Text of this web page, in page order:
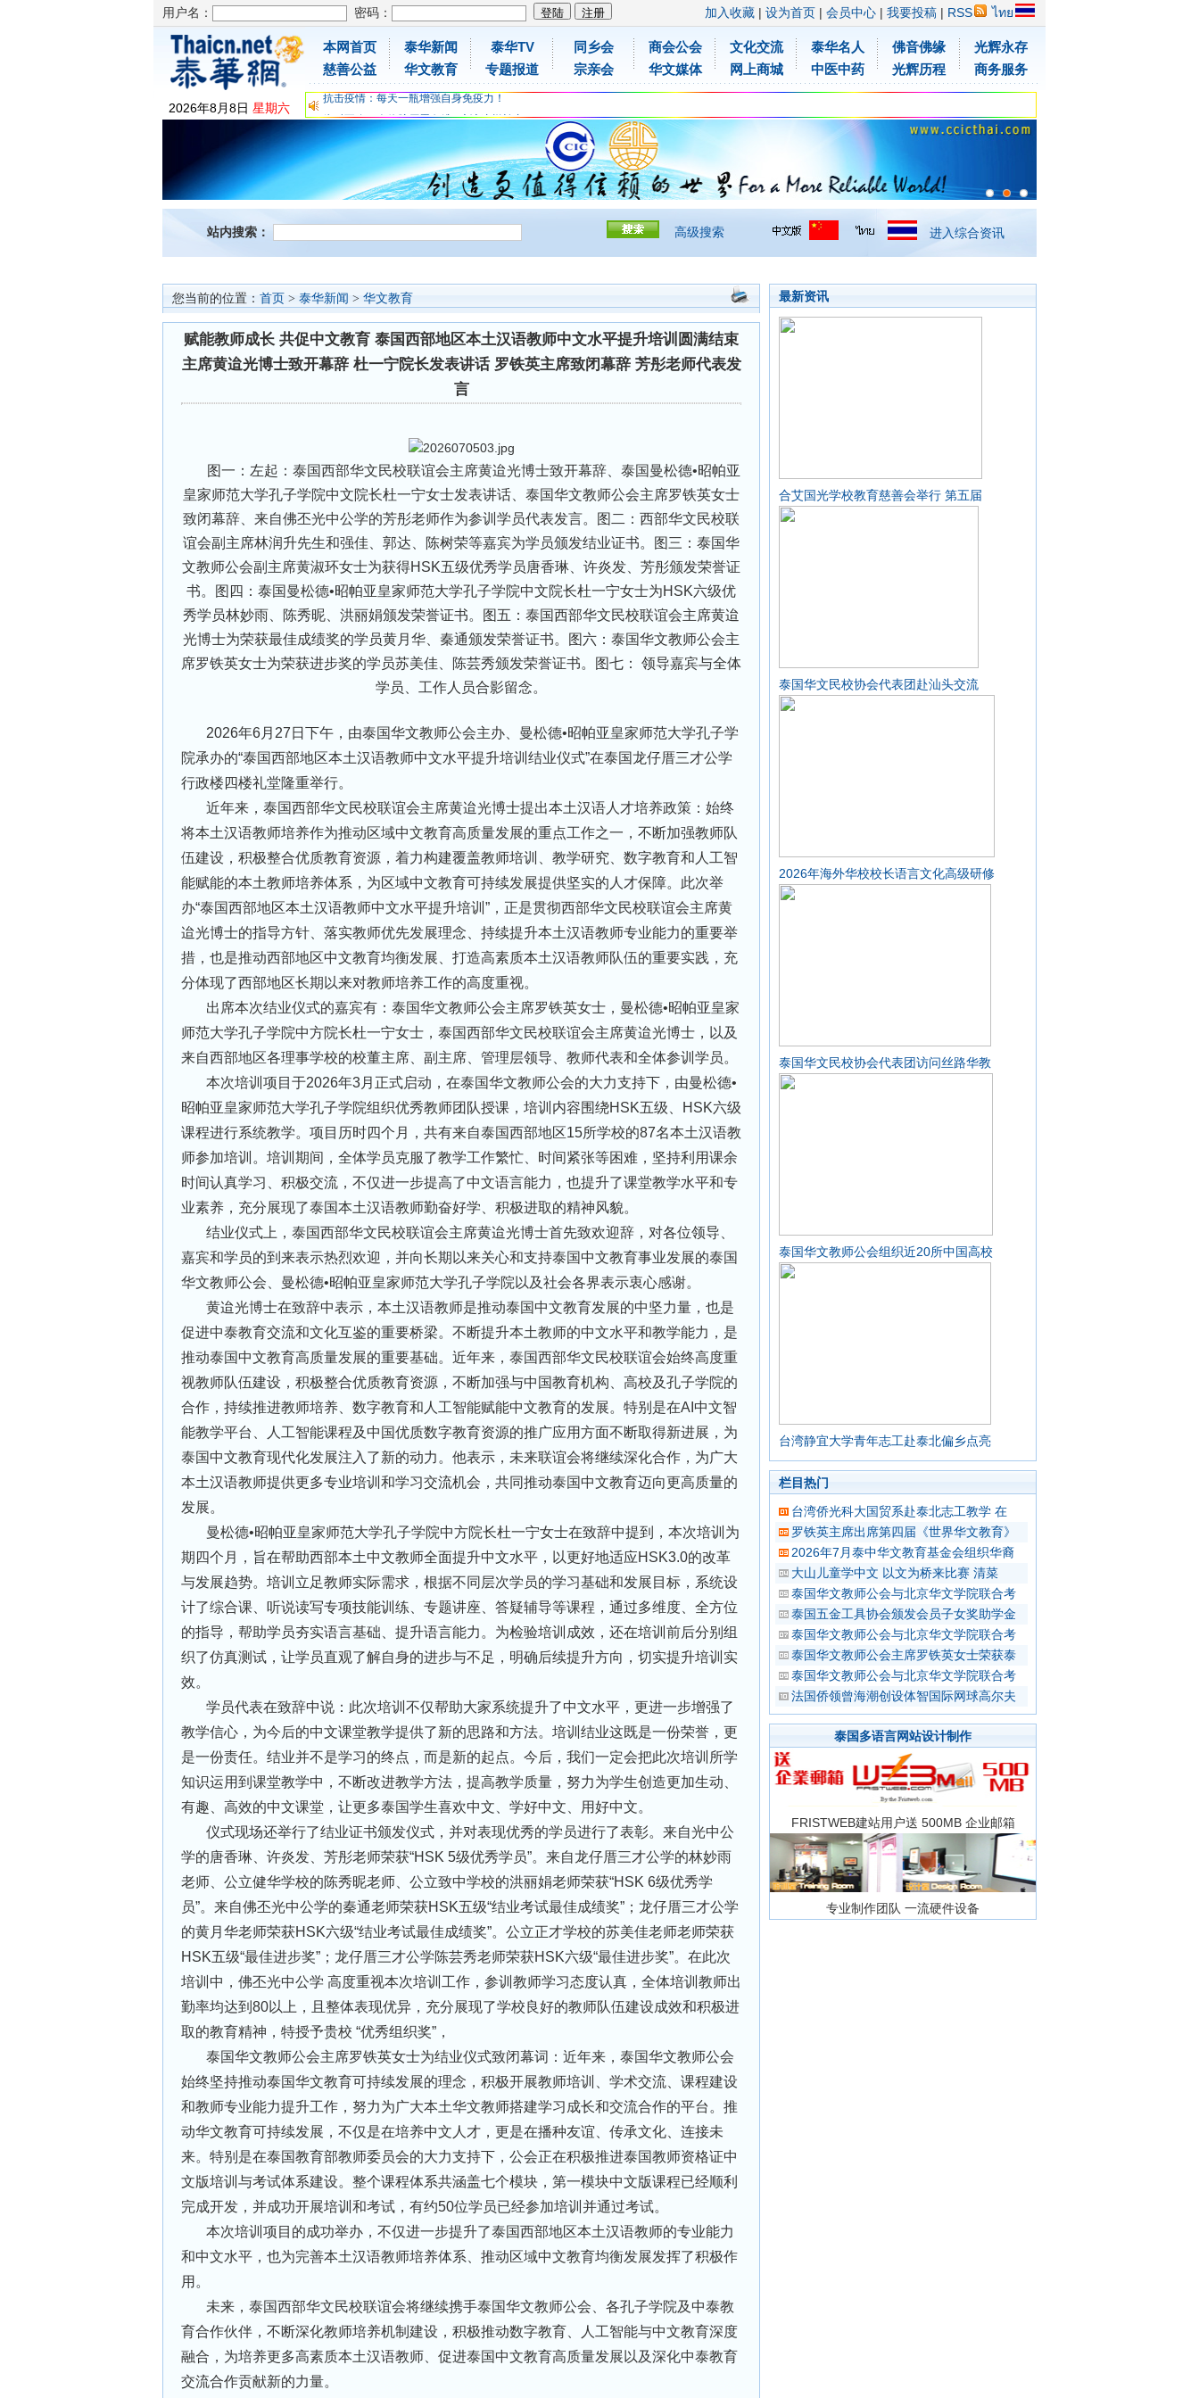
用户名： 密码： 加入收藏 | 设为首页 | 会员中心 | 我要投稿 | RSS ไทย
2026年8月8日 星期六
本网首页
慈善公益
泰华新闻
华文教育
泰华TV
专题报道
同乡会
宗亲会
商会公会
华文媒体
文化交流
网上商城
泰华名人
中医中药
佛音佛缘
光辉历程
光辉永存
商务服务
为时不晚，人体胶原蛋白维C应该这样补充
关爱儿童健康，免费领取日本原装尤妮佳超立体儿童防飞沫口罩
抗击疫情：每天一瓶增强自身免疫力！
为时不晚，人体胶原蛋白维C应该这样补充
关爱儿童健康，免费领取日本原装尤妮佳超立体儿童防飞沫口罩
抗击疫情：每天一瓶增强自身免疫力！
站内搜索： 高级搜索 进入综合资讯
您当前的位置： 首页 > 泰华新闻 > 华文教育
赋能教师成长 共促中文教育 泰国西部地区本土汉语教师中文水平提升培训圆满结束
主席黄迨光博士致开幕辞 杜一宁院长发表讲话 罗铁英主席致闭幕辞 芳彤老师代表发
言
图一：左起：泰国西部华文民校联谊会主席黄迨光博士致开幕辞、泰国曼松德•昭帕亚
皇家师范大学孔子学院中文院长杜一宁女士发表讲话、泰国华文教师公会主席罗铁英女士
致闭幕辞、来自佛丕光中公学的芳彤老师作为参训学员代表发言。图二：西部华文民校联
谊会副主席林润升先生和强佳、郭达、陈树荣等嘉宾为学员颁发结业证书。图三：泰国华
文教师公会副主席黄淑环女士为获得HSK五级优秀学员唐香琳、许炎发、芳彤颁发荣誉证
书。图四：泰国曼松德•昭帕亚皇家师范大学孔子学院中文院长杜一宁女士为HSK六级优
秀学员林妙雨、陈秀昵、洪丽娟颁发荣誉证书。图五：泰国西部华文民校联谊会主席黄迨
光博士为荣获最佳成绩奖的学员黄月华、秦通颁发荣誉证书。图六：泰国华文教师公会主
席罗铁英女士为荣获进步奖的学员苏美佳、陈芸秀颁发荣誉证书。图七： 领导嘉宾与全体
学员、工作人员合影留念。
2026年6月27日下午，由泰国华文教师公会主办、曼松德•昭帕亚皇家师范大学孔子学
院承办的“泰国西部地区本土汉语教师中文水平提升培训结业仪式”在泰国龙仔厝三才公学
行政楼四楼礼堂隆重举行。
近年来，泰国西部华文民校联谊会主席黄迨光博士提出本土汉语人才培养政策：始终
将本土汉语教师培养作为推动区域中文教育高质量发展的重点工作之一，不断加强教师队
伍建设，积极整合优质教育资源，着力构建覆盖教师培训、教学研究、数字教育和人工智
能赋能的本土教师培养体系，为区域中文教育可持续发展提供坚实的人才保障。此次举
办“泰国西部地区本土汉语教师中文水平提升培训”，正是贯彻西部华文民校联谊会主席黄
迨光博士的指导方针、落实教师优先发展理念、持续提升本土汉语教师专业能力的重要举
措，也是推动西部地区中文教育均衡发展、打造高素质本土汉语教师队伍的重要实践，充
分体现了西部地区长期以来对教师培养工作的高度重视。
出席本次结业仪式的嘉宾有：泰国华文教师公会主席罗铁英女士，曼松德•昭帕亚皇家
师范大学孔子学院中方院长杜一宁女士，泰国西部华文民校联谊会主席黄迨光博士，以及
来自西部地区各理事学校的校董主席、副主席、管理层领导、教师代表和全体参训学员。
本次培训项目于2026年3月正式启动，在泰国华文教师公会的大力支持下，由曼松德•
昭帕亚皇家师范大学孔子学院组织优秀教师团队授课，培训内容围绕HSK五级、HSK六级
课程进行系统教学。项目历时四个月，共有来自泰国西部地区15所学校的87名本土汉语教
师参加培训。培训期间，全体学员克服了教学工作繁忙、时间紧张等困难，坚持利用课余
时间认真学习、积极交流，不仅进一步提高了中文语言能力，也提升了课堂教学水平和专
业素养，充分展现了泰国本土汉语教师勤奋好学、积极进取的精神风貌。
结业仪式上，泰国西部华文民校联谊会主席黄迨光博士首先致欢迎辞，对各位领导、
嘉宾和学员的到来表示热烈欢迎，并向长期以来关心和支持泰国中文教育事业发展的泰国
华文教师公会、曼松德•昭帕亚皇家师范大学孔子学院以及社会各界表示衷心感谢。
黄迨光博士在致辞中表示，本土汉语教师是推动泰国中文教育发展的中坚力量，也是
促进中泰教育交流和文化互鉴的重要桥梁。不断提升本土教师的中文水平和教学能力，是
推动泰国中文教育高质量发展的重要基础。近年来，泰国西部华文民校联谊会始终高度重
视教师队伍建设，积极整合优质教育资源，不断加强与中国教育机构、高校及孔子学院的
合作，持续推进教师培养、数字教育和人工智能赋能中文教育的发展。特别是在AI中文智
能教学平台、人工智能课程及中国优质数字教育资源的推广应用方面不断取得新进展，为
泰国中文教育现代化发展注入了新的动力。他表示，未来联谊会将继续深化合作，为广大
本土汉语教师提供更多专业培训和学习交流机会，共同推动泰国中文教育迈向更高质量的
发展。
曼松德•昭帕亚皇家师范大学孔子学院中方院长杜一宁女士在致辞中提到，本次培训为
期四个月，旨在帮助西部本土中文教师全面提升中文水平，以更好地适应HSK3.0的改革
与发展趋势。培训立足教师实际需求，根据不同层次学员的学习基础和发展目标，系统设
计了综合课、听说读写专项技能训练、专题讲座、答疑辅导等课程，通过多维度、全方位
的指导，帮助学员夯实语言基础、提升语言能力。为检验培训成效，还在培训前后分别组
织了仿真测试，让学员直观了解自身的进步与不足，明确后续提升方向，切实提升培训实
效。
学员代表在致辞中说：此次培训不仅帮助大家系统提升了中文水平，更进一步增强了
教学信心，为今后的中文课堂教学提供了新的思路和方法。培训结业这既是一份荣誉，更
是一份责任。结业并不是学习的终点，而是新的起点。今后，我们一定会把此次培训所学
知识运用到课堂教学中，不断改进教学方法，提高教学质量，努力为学生创造更加生动、
有趣、高效的中文课堂，让更多泰国学生喜欢中文、学好中文、用好中文。
仪式现场还举行了结业证书颁发仪式，并对表现优秀的学员进行了表彰。来自光中公
学的唐香琳、许炎发、芳彤老师荣获“HSK 5级优秀学员”。来自龙仔厝三才公学的林妙雨
老师、公立健华学校的陈秀昵老师、公立致中学校的洪丽娟老师荣获“HSK 6级优秀学
员”。来自佛丕光中公学的秦通老师荣获HSK五级“结业考试最佳成绩奖”；龙仔厝三才公学
的黄月华老师荣获HSK六级“结业考试最佳成绩奖”。公立正才学校的苏美佳老师老师荣获
HSK五级“最佳进步奖”；龙仔厝三才公学陈芸秀老师荣获HSK六级“最佳进步奖”。在此次
培训中，佛丕光中公学 高度重视本次培训工作，参训教师学习态度认真，全体培训教师出
勤率均达到80以上，且整体表现优异，充分展现了学校良好的教师队伍建设成效和积极进
取的教育精神，特授予贵校 “优秀组织奖”，
泰国华文教师公会主席罗铁英女士为结业仪式致闭幕词：近年来，泰国华文教师公会
始终坚持推动泰国华文教育可持续发展的理念，积极开展教师培训、学术交流、课程建设
和教师专业能力提升工作，努力为广大本土华文教师搭建学习成长和交流合作的平台。推
动华文教育可持续发展，不仅是在培养中文人才，更是在播种友谊、传承文化、连接未
来。特别是在泰国教育部教师委员会的大力支持下，公会正在积极推进泰国教师资格证中
文版培训与考试体系建设。整个课程体系共涵盖七个模块，第一模块中文版课程已经顺利
完成开发，并成功开展培训和考试，有约50位学员已经参加培训并通过考试。
本次培训项目的成功举办，不仅进一步提升了泰国西部地区本土汉语教师的专业能力
和中文水平，也为完善本土汉语教师培养体系、推动区域中文教育均衡发展发挥了积极作
用。
未来，泰国西部华文民校联谊会将继续携手泰国华文教师公会、各孔子学院及中泰教
育合作伙伴，不断深化教师培养机制建设，积极推动数字教育、人工智能与中文教育深度
融合，为培养更多高素质本土汉语教师、促进泰国中文教育高质量发展以及深化中泰教育
交流合作贡献新的力量。
最新资讯
合艾国光学校教育慈善会举行 第五届
泰国华文民校协会代表团赴汕头交流
2026年海外华校校长语言文化高级研修
泰国华文民校协会代表团访问丝路华教
泰国华文教师公会组织近20所中国高校
台湾静宜大学青年志工赴泰北偏乡点亮
栏目热门
台湾侨光科大国贸系赴泰北志工教学 在
罗铁英主席出席第四届《世界华文教育》
2026年7月泰中华文教育基金会组织华裔
大山儿童学中文 以文为桥来比赛 清菜
泰国华文教师公会与北京华文学院联合考
泰国五金工具协会颁发会员子女奖助学金
泰国华文教师公会与北京华文学院联合考
泰国华文教师公会主席罗铁英女士荣获泰
泰国华文教师公会与北京华文学院联合考
法国侨领曾海潮创设体智国际网球高尔夫
泰国多语言网站设计制作
FRISTWEB建站用户送 500MB 企业邮箱
专业制作团队 一流硬件设备